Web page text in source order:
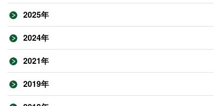
2025年
2024年
2021年
2019年